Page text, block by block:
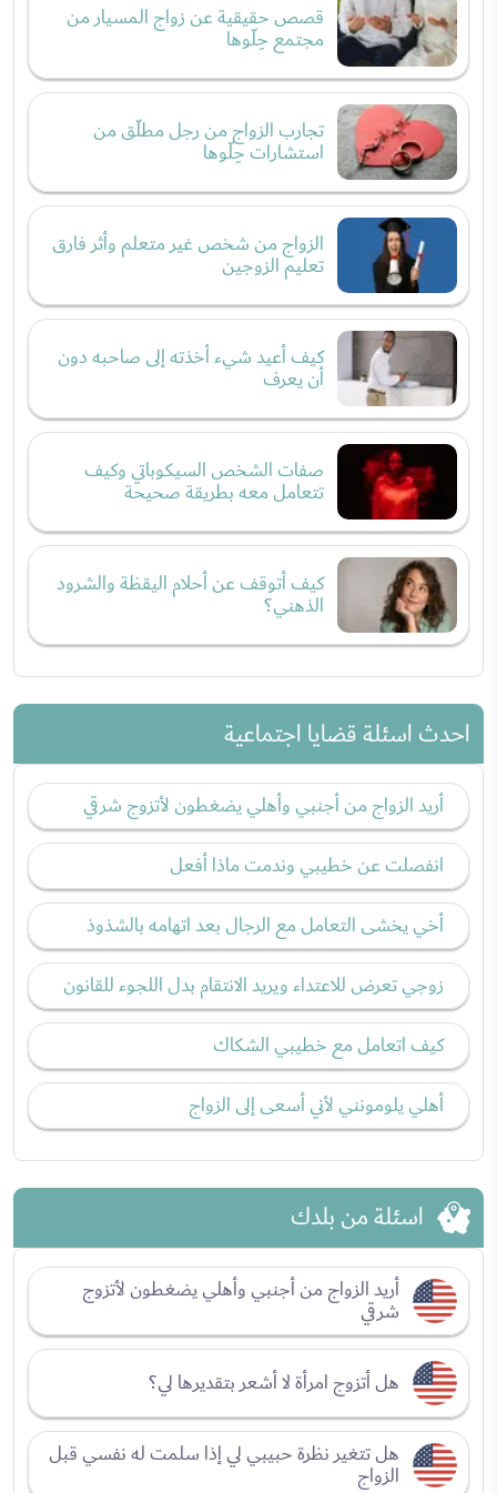
قصص حقيقية عن زواج المسيار من
مجتمع حِلّوها
تجارب الزواج من رجل مطلّق من
استشارات حِلّوها
الزواج من شخص غير متعلم وأثر فارق
تعليم الزوجين
كيف أعيد شيء أخذته إلى صاحبه دون
أن يعرف
صفات الشخص السيكوباتي وكيف
تتعامل معه بطريقة صحيحة
كيف أتوقف عن أحلام اليقظة والشرود
الذهني؟
احدث اسئلة قضايا اجتماعية
أريد الزواج من أجنبي وأهلي يضغطون لأتزوج شرقي
انفصلت عن خطيبي وندمت ماذا أفعل
أخي يخشى التعامل مع الرجال بعد اتهامه بالشذوذ
زوجي تعرض للاعتداء ويريد الانتقام بدل اللجوء للقانون
كيف اتعامل مع خطيبي الشكاك
أهلي يلومونني لأني أسعى إلى الزواج
اسئلة من بلدك
أريد الزواج من أجنبي وأهلي يضغطون لأتزوج
شرقي
هل أتزوج امرأة لا أشعر بتقديرها لي؟
هل تتغير نظرة حبيبي لي إذا سلمت له نفسي قبل
الزواج